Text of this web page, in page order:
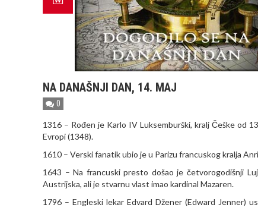
NA DANAŠNJI DAN, 14. MAJ
0
1316 – Rođen je Karlo IV Luksemburški, kralj Češke od
Evropi (1348).
1610 – Verski fanatik ubio je u Parizu francuskog kralja
1643 – Na francuski presto došao je četvorogodišnji
Austrijska, ali je stvarnu vlast imao kardinal Mazaren.
1796 – Engleski lekar Edvard Džener (Edward Jenner)